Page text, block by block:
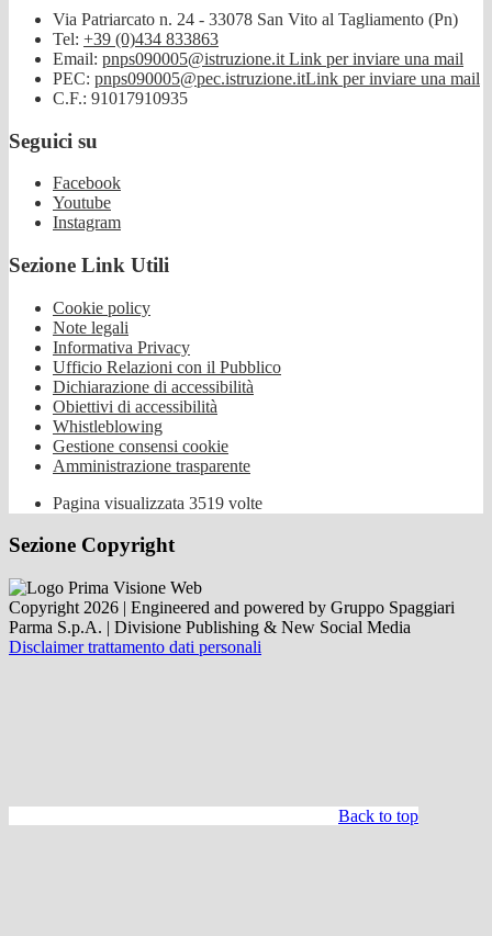
Via Patriarcato n. 24 - 33078 San Vito al Tagliamento (Pn)
Tel: +39 (0)434 833863
Email: pnps090005@istruzione.it Link per inviare una mail
PEC: pnps090005@pec.istruzione.itLink per inviare una mail
C.F.: 91017910935
Seguici su
Facebook
Youtube
Instagram
Sezione Link Utili
Cookie policy
Note legali
Informativa Privacy
Ufficio Relazioni con il Pubblico
Dichiarazione di accessibilità
Obiettivi di accessibilità
Whistleblowing
Gestione consensi cookie
Amministrazione trasparente
Pagina visualizzata 3519 volte
Sezione Copyright
Copyright 2026 | Engineered and powered by Gruppo Spaggiari
Parma S.p.A. | Divisione Publishing & New Social Media
Disclaimer trattamento dati personali
Back to top